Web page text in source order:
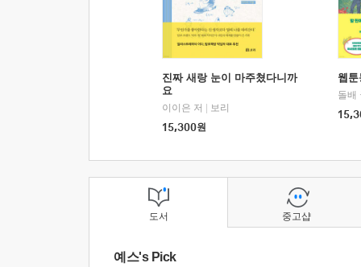
진짜 새랑 눈이 마주쳤다니까
요
이이은 저
보리
15,300원
웹
돌배
도서
예스's Pick
중고샵